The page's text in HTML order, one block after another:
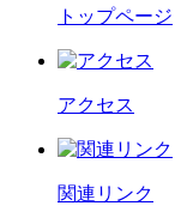
トップページ
アクセス
関連リンク